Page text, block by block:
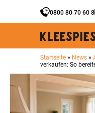
0800 80 70 60 8
Startseite » News »
verkaufen: So